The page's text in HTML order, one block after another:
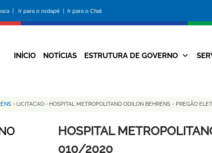
| Ir para o rodapé | Ir para o Chat
da
Prefeitura
INÍCIO NOTÍCIAS ESTRUTURA DE GOVERNO
- LICITACAO - HOSPITAL METROPOLITANO ODILON BEHRENS - PREGÃO
HOSPITAL
010/2020